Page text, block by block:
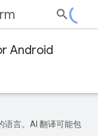
Android
语言。AI 翻译可能包